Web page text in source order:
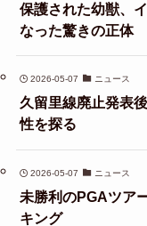
保護された幼獣、
なった驚きの正体
2026-05-07 ニュース
久留里線廃止発表
性を探る
2026-05-07 ニュース
未勝利のPGAツア
キング